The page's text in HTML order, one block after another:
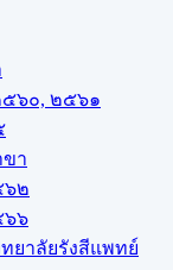
๖๐, ๒๕๖๑
า
๖๒
๖๖
ยาลัยรังสีแพทย์